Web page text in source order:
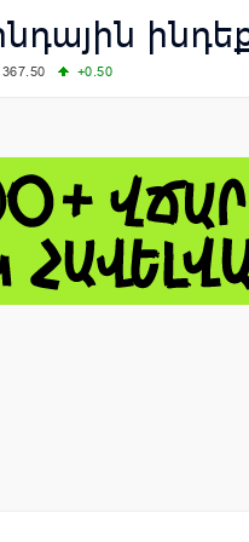
+0.50
- 13791.00
-0.12
+2.50
+1.43
GBP - 1.1535
+0.25
USD - 1.3454
+0.21